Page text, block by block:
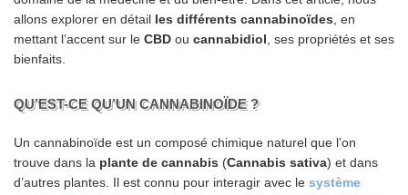
allons explorer en détail les différents cannabinoïdes , en
mettant l’accent sur le CBD ou cannabidiol , ses propriétés et ses
bienfaits.
QU’EST-CE QU’UN CANNABINOÏDE ?
Un cannabinoïde est un composé chimique naturel que l’on
trouve dans la plante de cannabis (Cannabis sativa) et dans
d’autres plantes. Il est connu pour interagir avec le système